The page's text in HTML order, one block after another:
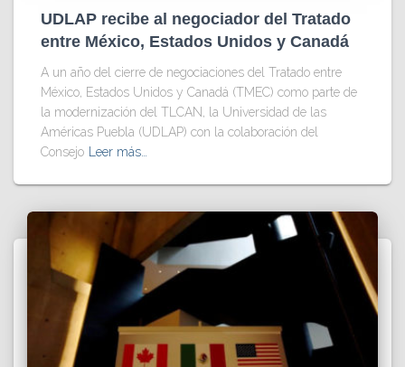
UDLAP recibe al negociador del Tratado
entre México, Estados Unidos y Canadá
A un año del cierre de negociaciones del Tratado entre
México, Estados Unidos y Canadá (TMEC) como parte de
la modernización del TLCAN, la Universidad de las
Américas Puebla (UDLAP) con la colaboración del
Consejo Leer más…